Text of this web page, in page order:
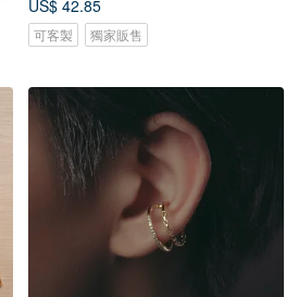
US$ 42.85
可客製 獨家販售